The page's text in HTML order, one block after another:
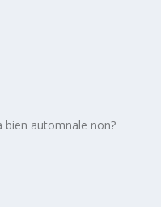
bien automnale non?